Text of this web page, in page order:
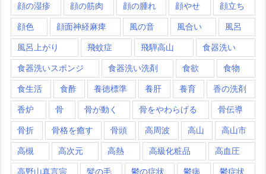
顔の湿疹 顔の筋肉 顔の腫れ 顔やせ 顔立ち
顔色 顔面神経麻痺 風の音 風合い 風呂
風呂上がり 飛蚊症 飛騨高山 食器洗い
食器洗いスポンジ 食器洗い洗剤 食欲 食物
食生活 食酢 養徳標準 養肝 養育 香の洗剤
香炉 骨 骨が動く 骨をやわらげる 骨伝導
骨折 骨格を癒す 骨頭 高周波 高山 高山市
高槻 高次元 高熱 高級化粧品 高血圧
高野山真言宗 髪の毛 鬱の症状 鬱病 鬱症状